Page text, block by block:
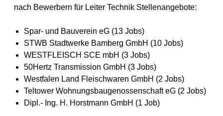
nach Bewerbern für Leiter Technik Stellenangebote:
Spar- und Bauverein eG (13 Jobs)
STWB Stadtwerke Bamberg GmbH (10 Jobs)
WESTFLEISCH SCE mbH (3 Jobs)
50Hertz Transmission GmbH (3 Jobs)
Westfalen Land Fleischwaren GmbH (2 Jobs)
Teltower Wohnungsbaugenossenschaft eG (2 Jobs)
Dipl.- Ing. H. Horstmann GmbH (1 Job)